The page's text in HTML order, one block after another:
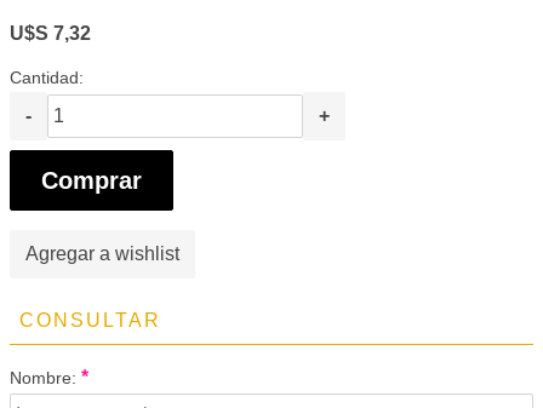
U$S 7,32
Cantidad:
- +
Comprar
Agregar a wishlist
CONSULTAR
Nombre: *